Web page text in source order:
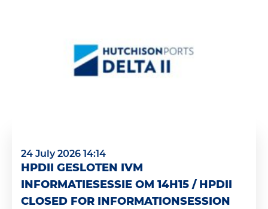
24 July 2026 14:14
HPDII GESLOTEN IVM
INFORMATIESESSIE OM 14H15 / HPDII
CLOSED FOR INFORMATIONSESSION